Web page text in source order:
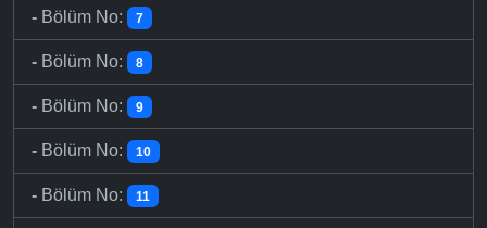
- Bölüm No: 7
- Bölüm No: 8
- Bölüm No: 9
- Bölüm No: 10
- Bölüm No: 11